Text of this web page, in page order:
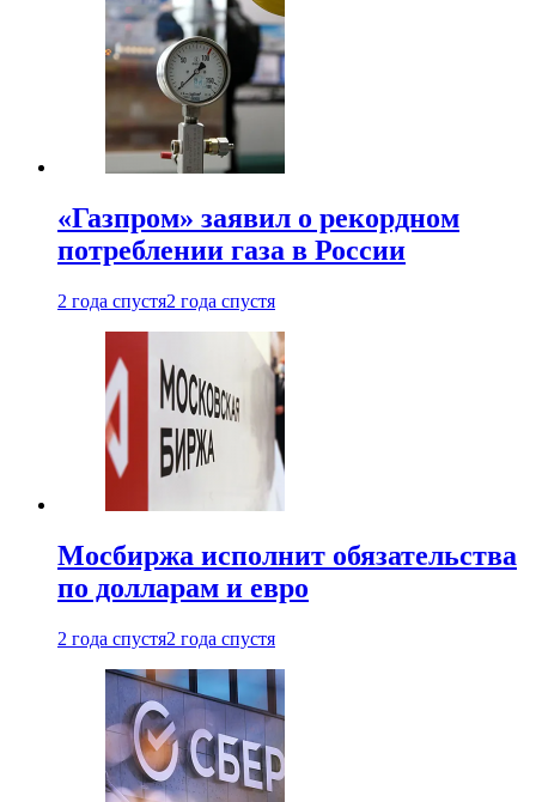
«Газпром» заявил о рекордном
потреблении газа в России
2 года спустя2 года спустя
Мосбиржа исполнит обязательства
по долларам и евро
2 года спустя2 года спустя